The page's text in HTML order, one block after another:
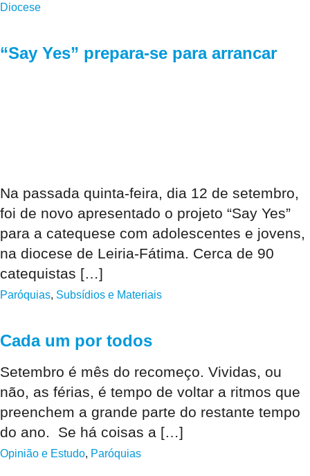
Diocese
“Say Yes” prepara-se para arrancar
Na passada quinta-feira, dia 12 de setembro,
foi de novo apresentado o projeto “Say Yes”
para a catequese com adolescentes e jovens,
na diocese de Leiria-Fátima. Cerca de 90
catequistas […]
Paróquias, Subsídios e Materiais
Cada um por todos
Setembro é mês do recomeço. Vividas, ou
não, as férias, é tempo de voltar a ritmos que
preenchem a grande parte do restante tempo
do ano. Se há coisas a […]
Opinião e Estudo, Paróquias